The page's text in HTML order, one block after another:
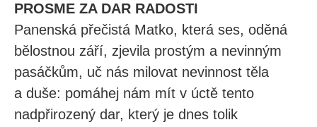
PROSME ZA DAR RADOSTI
Panenská přečistá Matko, která ses, oděná
bělostnou září, zjevila prostým a nevinným
pasáčkům, uč nás milovat nevinnost těla
a duše: pomáhej nám mít v úctě tento
nadpřirozený dar, který je dnes tolik